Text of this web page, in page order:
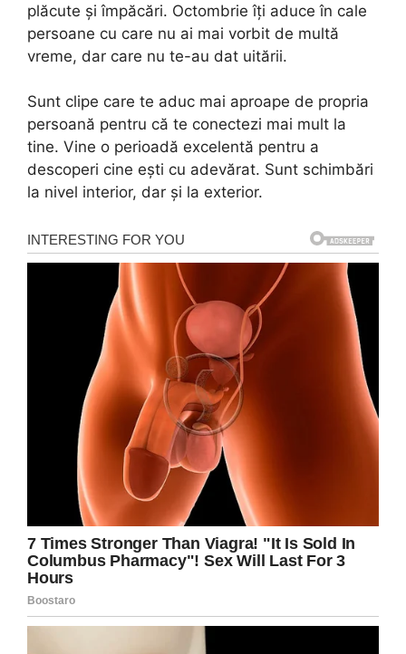
plăcute și împăcări. Octombrie îți aduce în cale
persoane cu care nu ai mai vorbit de multă
vreme, dar care nu te-au dat uitării.
Sunt clipe care te aduc mai aproape de propria
persoană pentru că te conectezi mai mult la
tine. Vine o perioadă excelentă pentru a
descoperi cine ești cu adevărat. Sunt schimbări
la nivel interior, dar și la exterior.